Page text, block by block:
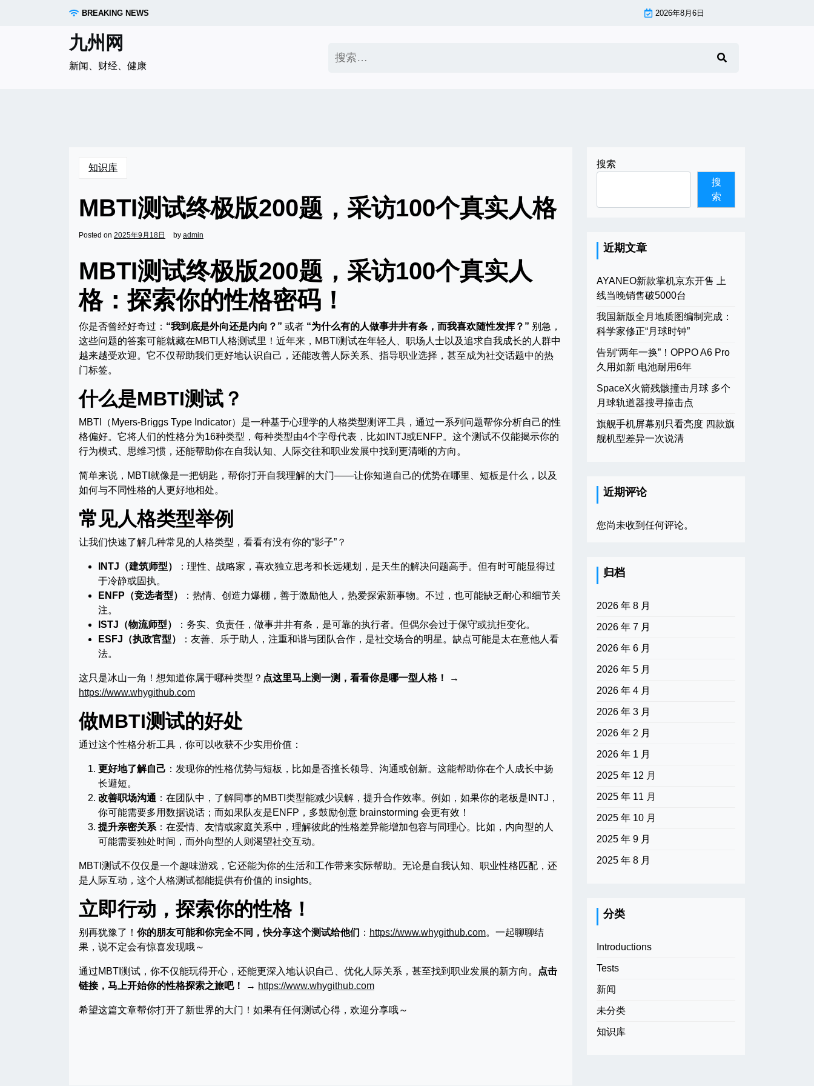
BREAKING NEWS 2026年8月6日
九州网
新闻、财经、健康
索：
知识库
MBTI测试终极版200题，采访100个真实人格
Posted on 2025年9月18日 by admin
MBTI测试终极版200题，采访100个真实人
格：探索你的性格密码！
你是否曾经好奇过： “我到底是外向还是内向？” 或者 “为什么有的人做事井井有条，而我喜欢随性发挥？” 别急，
这些问题的答案可能就藏在MBTI人格测试里！近年来，MBTI测试在年轻人、职场人士以及追求自我成长的人群中
越来越受欢迎。它不仅帮助我们更好地认识自己，还能改善人际关系、指导职业选择，甚至成为社交话题中的热
门标签。
什么是MBTI测试？
MBTI（Myers-Briggs Type Indicator）是一种基于心理学的人格类型测评工具，通过一系列问题帮你分析自己的性
格偏好。它将人们的性格分为16种类型，每种类型由4个字母代表，比如INTJ或ENFP。这个测试不仅能揭示你的
行为模式、思维习惯，还能帮助你在自我认知、人际交往和职业发展中找到更清晰的方向。
简单来说，MBTI就像是一把钥匙，帮你打开自我理解的大门——让你知道自己的优势在哪里、短板是什么，以及
如何与不同性格的人更好地相处。
常见人格类型举例
让我们快速了解几种常见的人格类型，看看有没有你的“影子”？
INTJ（建筑师型）
：理性、战略家，喜欢独立思考和长远规划，是天生的解决问题高手。但有时可能显得过
于冷静或固执。
ENFP（竞选者型）
：热情、创造力爆棚，善于激励他人，热爱探索新事物。不过，也可能缺乏耐心和细节关
注。
ISTJ（物流师型）
：务实、负责任，做事井井有条，是可靠的执行者。但偶尔会过于保守或抗拒变化。
ESFJ（执政官型）
：友善、乐于助人，注重和谐与团队合作，是社交场合的明星。缺点可能是太在意他人看
法。
这只是冰山一角！想知道你属于哪种类型？ 点这里马上测一测，看看你是哪一型人格！
→
https://www.whygithub.com
做MBTI测试的好处
通过这个性格分析工具，你可以收获不少实用价值：
更好地了解自己 ：发现你的性格优势与短板，比如是否擅长领导、沟通或创新。这能帮助你在个人成长中扬
长避短。
改善职场沟通 ：在团队中，了解同事的MBTI类型能减少误解，提升合作效率。例如，如果你的老板是INTJ，
你可能需要多用数据说话；而如果队友是ENFP，多鼓励创意 brainstorming 会更有效！
提升亲密关系 ：在爱情、友情或家庭关系中，理解彼此的性格差异能增加包容与同理心。比如，内向型的人
可能需要独处时间，而外向型的人则渴望社交互动。
MBTI测试不仅仅是一个趣味游戏，它还能为你的生活和工作带来实际帮助。无论是自我认知、职业性格匹配，还
是人际互动，这个人格测试都能提供有价值的 insights。
立即行动，探索你的性格！
别再犹豫了！ 你的朋友可能和你完全不同，快分享这个测试给他们 ： https://www.whygithub.com。一起聊聊结
果，说不定会有惊喜发现哦～
通过MBTI测试，你不仅能玩得开心，还能更深入地认识自己、优化人际关系，甚至找到职业发展的新方向。
点击
链接，马上开始你的性格探索之旅吧！
→ https://www.whygithub.com
希望这篇文章帮你打开了新世界的大门！如果有任何测试心得，欢迎分享哦～
搜索
搜
索
近期文章
AYANEO新款掌机京东开售 上
线当晚销售破5000台
我国新版全月地质图编制完成：
科学家修正“月球时钟”
告别“两年一换”！OPPO A6 Pro
久用如新 电池耐用6年
SpaceX火箭残骸撞击月球 多个
月球轨道器搜寻撞击点
旗舰手机屏幕别只看亮度 四款旗
舰机型差异一次说清
近期评论
您尚未收到任何评论。
归档
2026 年 8 月
2026 年 7 月
2026 年 6 月
2026 年 5 月
2026 年 4 月
2026 年 3 月
2026 年 2 月
2026 年 1 月
2025 年 12 月
2025 年 11 月
2025 年 10 月
2025 年 9 月
2025 年 8 月
分类
Introductions
Tests
新闻
未分类
知识库